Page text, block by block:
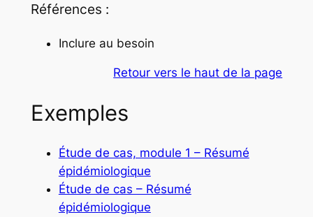
Références :
Inclure au besoin
Retour vers le haut de la page
Exemples
Étude de cas, module 1 – Résumé
épidémiologique
Étude de cas – Résumé
épidémiologique